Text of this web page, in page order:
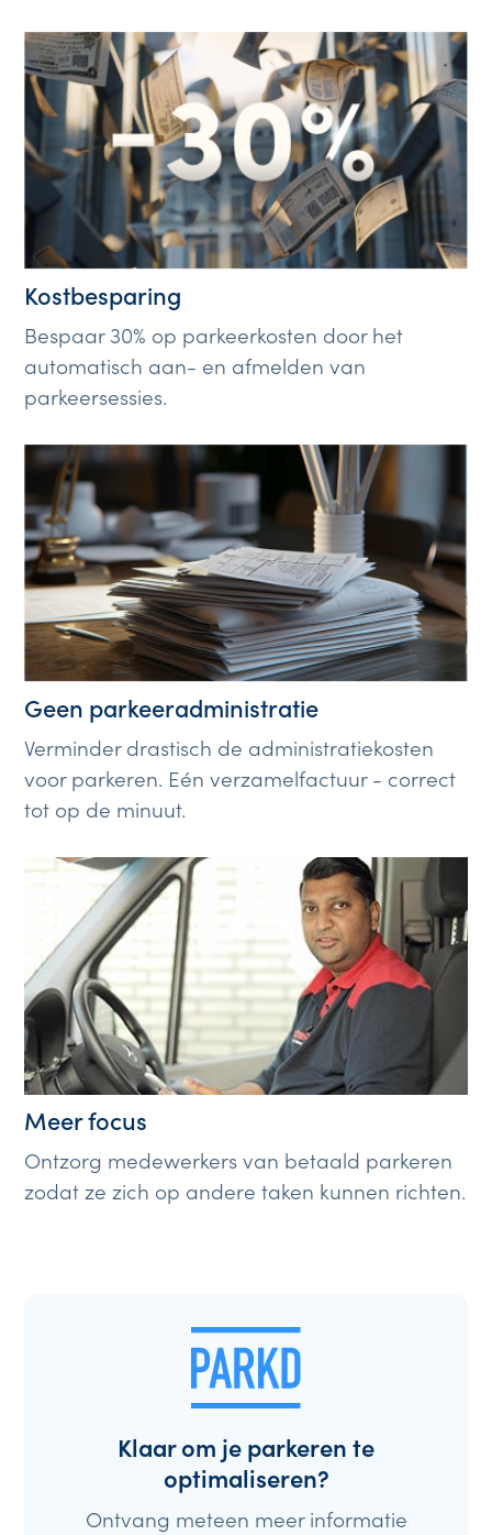
Kostbesparing
Bespaar 30% op parkeerkosten door het
automatisch aan- en afmelden van
parkeersessies.
Geen parkeeradministratie
Verminder drastisch de administratiekosten
voor parkeren. Eén verzamelfactuur - correct
tot op de minuut.
Meer focus
Ontzorg medewerkers van betaald parkeren
zodat ze zich op andere taken kunnen richten.
Klaar om je parkeren te
optimaliseren?
Ontvang meteen meer informatie